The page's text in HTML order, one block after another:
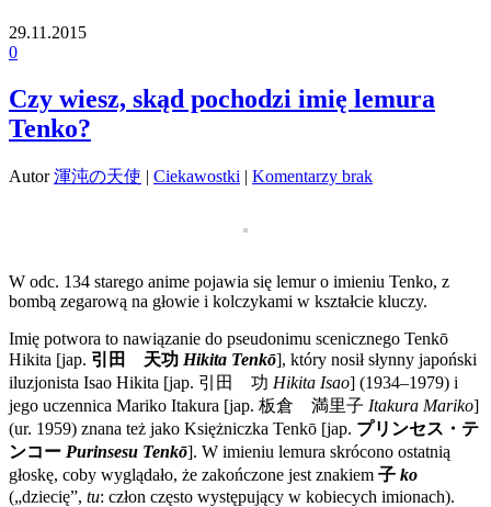
29.11.2015
0
Czy wiesz, skąd pochodzi imię lemura
Tenko?
Autor 渾沌の天使 | Ciekawostki | Komentarzy brak
W odc. 134 starego anime pojawia się lemur o imieniu Tenko, z
bombą zegarową na głowie i kolczykami w kształcie kluczy.
Imię potwora to nawiązanie do pseudonimu scenicznego Tenkō
Hikita [jap. 引田 天功 Hikita Tenkō], który nosił słynny japoński
iluzjonista Isao Hikita [jap. 引田 功 Hikita Isao] (1934–1979) i
jego uczennica Mariko Itakura [jap. 板倉 満里子 Itakura Mariko]
(ur. 1959) znana też jako Księżniczka Tenkō [jap. プリンセス・テ
ンコー Purinsesu Tenkō]. W imieniu lemura skrócono ostatnią
głoskę, coby wyglądało, że zakończone jest znakiem 子 ko
(„dziecię”, tu: człon często występujący w kobiecych imionach).